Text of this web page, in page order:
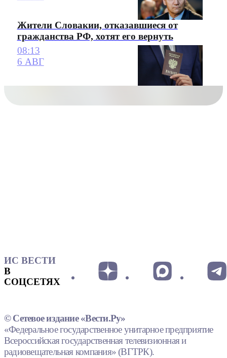
Жители Словакии, отказавшиеся от
гражданства РФ, хотят его вернуть
08:13
6 АВГ
ИС ВЕСТИ
В
СОЦСЕТЯХ
© Сетевое издание «Вести.Ру»
«Федеральное государственное унитарное предприятие
Всероссийская государственная телевизионная и
радиовещательная компания» (ВГТРК).